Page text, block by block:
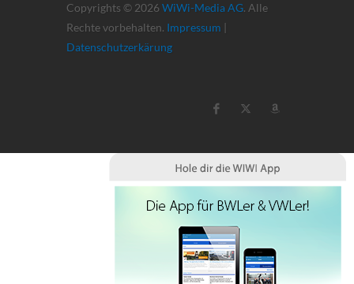
Copyrights © 2026 WiWi-Media AG. Alle
Rechte vorbehalten. Impressum |
Datenschutzerkärung